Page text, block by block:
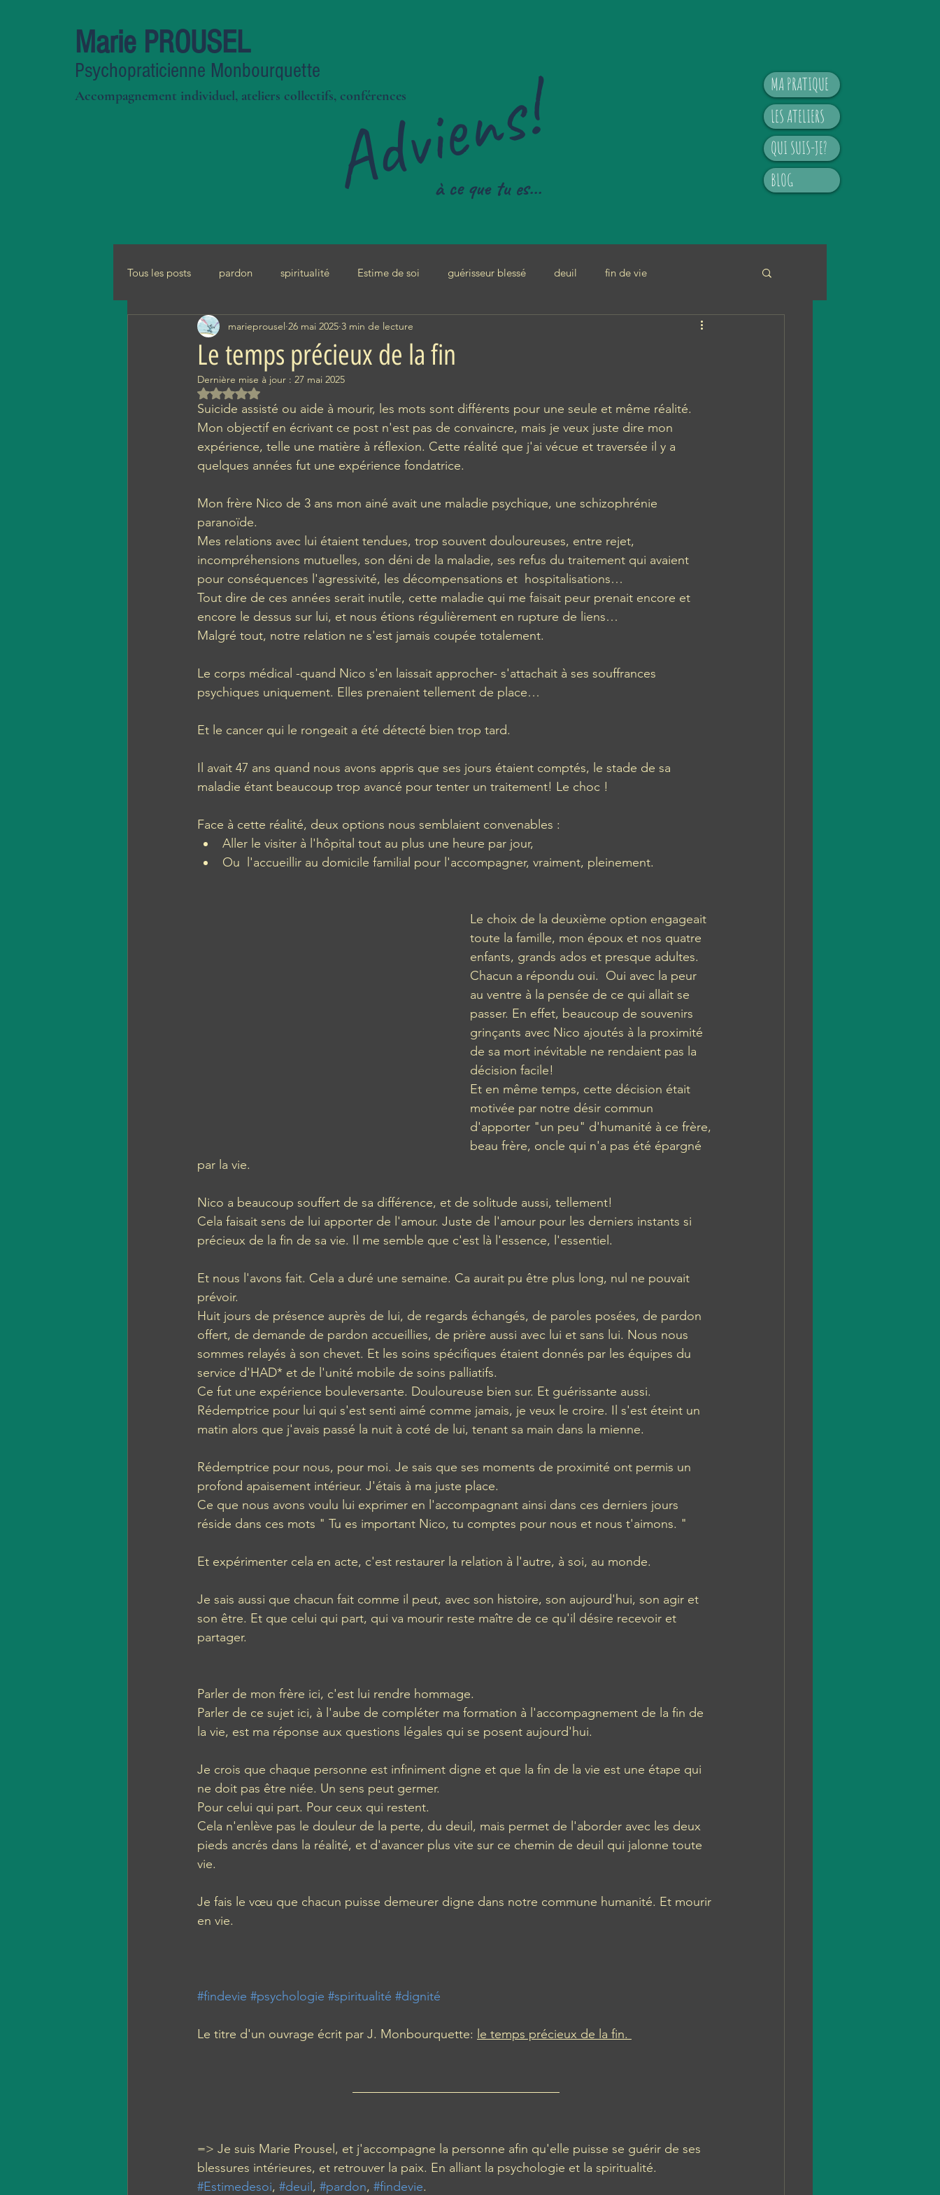
Adviens!
Marie PROUSEL
Psychopraticienne Monbourquette
Accompagnement individuel, ateliers collectifs, conférences
à ce que tu es...
MA PRATIQUE
LES ATELIERS
QUI SUIS-JE?
BLOG
Tous les posts pardon spiritualité Estime de soi guérisseur blessé deuil fin de vie
Le temps précieux de la fin
marieprousel 26 mai 2025 3 min de lecture
Dernière mise à jour : 27 mai 2025
Noté NaN étoiles sur 5.
Suicide assisté ou aide à mourir, les mots sont différents pour une seule et même réalité.
Mon objectif en écrivant ce post n'est pas de convaincre, mais je veux juste dire mon
expérience, telle une matière à réflexion. Cette réalité que j'ai vécue et traversée il y a
quelques années fut une expérience fondatrice.
Mon frère Nico de 3 ans mon ainé avait une maladie psychique, une schizophrénie
paranoïde.
Mes relations avec lui étaient tendues, trop souvent douloureuses, entre rejet,
incompréhensions mutuelles, son déni de la maladie, ses refus du traitement qui avaient
pour conséquences l'agressivité, les décompensations et  hospitalisations…
Tout dire de ces années serait inutile, cette maladie qui me faisait peur prenait encore et
encore le dessus sur lui, et nous étions régulièrement en rupture de liens…
Malgré tout, notre relation ne s'est jamais coupée totalement.
Le corps médical -quand Nico s'en laissait approcher- s'attachait à ses souffrances
psychiques uniquement. Elles prenaient tellement de place…
Et le cancer qui le rongeait a été détecté bien trop tard.
Il avait 47 ans quand nous avons appris que ses jours étaient comptés, le stade de sa
maladie étant beaucoup trop avancé pour tenter un traitement! Le choc !
Face à cette réalité, deux options nous semblaient convenables :
Aller le visiter à l'hôpital tout au plus une heure par jour,
Ou  l'accueillir au domicile familial pour l'accompagner, vraiment, pleinement.
Le choix de la deuxième option engageait
toute la famille, mon époux et nos quatre
enfants, grands ados et presque adultes.
Chacun a répondu oui.  Oui avec la peur
au ventre à la pensée de ce qui allait se
passer. En effet, beaucoup de souvenirs
grinçants avec Nico ajoutés à la proximité
de sa mort inévitable ne rendaient pas la
décision facile!
Et en même temps, cette décision était
motivée par notre désir commun
d'apporter "un peu" d'humanité à ce frère,
beau frère, oncle qui n'a pas été épargné
par la vie.
Nico a beaucoup souffert de sa différence, et de solitude aussi, tellement!
Cela faisait sens de lui apporter de l'amour. Juste de l'amour pour les derniers instants si
précieux de la fin de sa vie. Il me semble que c'est là l'essence, l'essentiel.
Et nous l'avons fait. Cela a duré une semaine. Ca aurait pu être plus long, nul ne pouvait
prévoir.
Huit jours de présence auprès de lui, de regards échangés, de paroles posées, de pardon
offert, de demande de pardon accueillies, de prière aussi avec lui et sans lui. Nous nous
sommes relayés à son chevet. Et les soins spécifiques étaient donnés par les équipes du
service d'HAD* et de l'unité mobile de soins palliatifs.
Ce fut une expérience bouleversante. Douloureuse bien sur. Et guérissante aussi.
Rédemptrice pour lui qui s'est senti aimé comme jamais, je veux le croire. Il s'est éteint un
matin alors que j'avais passé la nuit à coté de lui, tenant sa main dans la mienne.
Rédemptrice pour nous, pour moi. Je sais que ses moments de proximité ont permis un
profond apaisement intérieur. J'étais à ma juste place.
Ce que nous avons voulu lui exprimer en l'accompagnant ainsi dans ces derniers jours
réside dans ces mots " Tu es important Nico, tu comptes pour nous et nous t'aimons. "
Et expérimenter cela en acte, c'est restaurer la relation à l'autre, à soi, au monde.
Je sais aussi que chacun fait comme il peut, avec son histoire, son aujourd'hui, son agir et
son être. Et que celui qui part, qui va mourir reste maître de ce qu'il désire recevoir et
partager.
Parler de mon frère ici, c'est lui rendre hommage.
Parler de ce sujet ici, à l'aube de compléter ma formation à l'accompagnement de la fin de
la vie, est ma réponse aux questions légales qui se posent aujourd'hui.
Je crois que chaque personne est infiniment digne et que la fin de la vie est une étape qui
ne doit pas être niée. Un sens peut germer.
Pour celui qui part. Pour ceux qui restent.
Cela n'enlève pas le douleur de la perte, du deuil, mais permet de l'aborder avec les deux
pieds ancrés dans la réalité, et d'avancer plus vite sur ce chemin de deuil qui jalonne toute
vie.
Je fais le vœu que chacun puisse demeurer digne dans notre commune humanité. Et mourir
en vie.
#findevie #psychologie #spiritualité #dignité
Le titre d'un ouvrage écrit par J. Monbourquette: le temps précieux de la fin.
=> Je suis Marie Prousel, et j'accompagne la personne afin qu'elle puisse se guérir de ses
blessures intérieures, et retrouver la paix. En alliant la psychologie et la spiritualité.
#Estimedesoi, #deuil , #pardon, #findevie.